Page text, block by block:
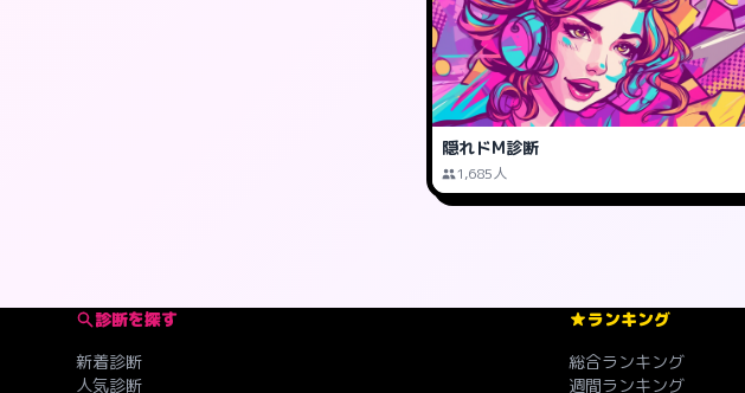
隠れドM診断
1,685人
診断を探す
新着診断
人気診断
ランキング
総合ランキング
週間ランキング